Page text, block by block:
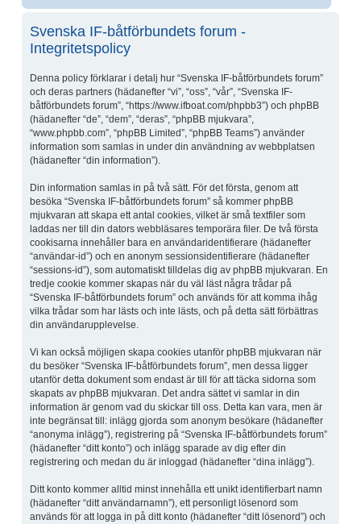
Svenska IF-båtförbundets forum -
Integritetspolicy
Denna policy förklarar i detalj hur “Svenska IF-båtförbundets forum”
och deras partners (hädanefter “vi”, “oss”, “vår”, “Svenska IF-
båtförbundets forum”, “https://www.ifboat.com/phpbb3”) och phpBB
(hädanefter “de”, “dem”, “deras”, “phpBB mjukvara”,
“www.phpbb.com”, “phpBB Limited”, “phpBB Teams”) använder
information som samlas in under din användning av webbplatsen
(hädanefter “din information”).
Din information samlas in på två sätt. För det första, genom att
besöka “Svenska IF-båtförbundets forum” så kommer phpBB
mjukvaran att skapa ett antal cookies, vilket är små textfiler som
laddas ner till din dators webbläsares temporära filer. De två första
cookisarna innehåller bara en användaridentifierare (hädanefter
“användar-id”) och en anonym sessionsidentifierare (hädanefter
“sessions-id”), som automatiskt tilldelas dig av phpBB mjukvaran. En
tredje cookie kommer skapas när du väl läst några trådar på
“Svenska IF-båtförbundets forum” och används för att komma ihåg
vilka trådar som har lästs och inte lästs, och på detta sätt förbättras
din användarupplevelse.
Vi kan också möjligen skapa cookies utanför phpBB mjukvaran när
du besöker “Svenska IF-båtförbundets forum”, men dessa ligger
utanför detta dokument som endast är till för att täcka sidorna som
skapats av phpBB mjukvaran. Det andra sättet vi samlar in din
information är genom vad du skickar till oss. Detta kan vara, men är
inte begränsat till: inlägg gjorda som anonym besökare (hädanefter
“anonyma inlägg”), registrering på “Svenska IF-båtförbundets forum”
(hädanefter “ditt konto”) och inlägg sparade av dig efter din
registrering och medan du är inloggad (hädanefter “dina inlägg”).
Ditt konto kommer alltid minst innehålla ett unikt identifierbart namn
(hädanefter “ditt användarnamn”), ett personligt lösenord som
används för att logga in på ditt konto (hädanefter “ditt lösenord”) och